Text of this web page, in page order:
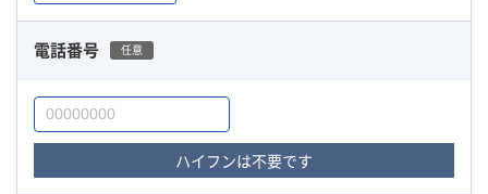
電話番号 任意
ハイフンは不要です